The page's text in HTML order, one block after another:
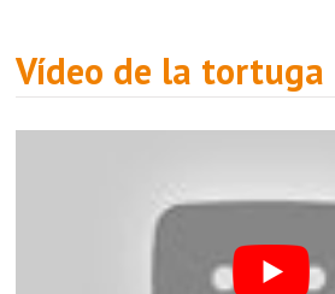
Vídeo de la tortuga